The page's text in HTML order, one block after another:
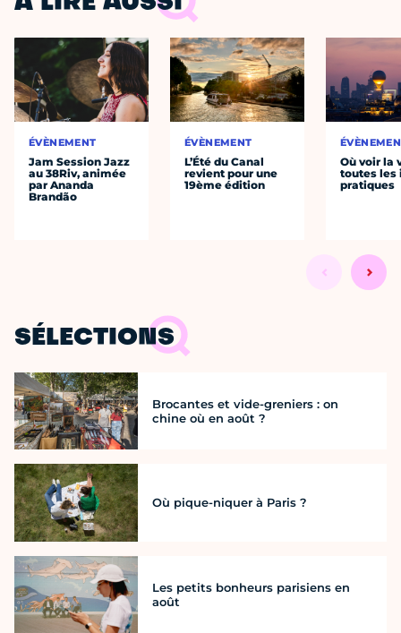
ÉVÈNEMENT
Jam Session Jazz
au 38Riv, animée
par Ananda
Brandão
ÉVÈNEMENT
L’Été du Canal
revient pour une
19ème édition
Où voir la
toutes les
pratiques
SÉLECTIONS
Brocantes et vide-greniers : on
chine où en août ?
Où pique-niquer à Paris ?
Les petits bonheurs parisiens en
août